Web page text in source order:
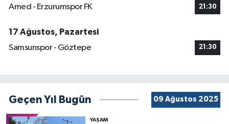
Amed - Erzurumspor FK 21:30
17 Ağustos, Pazartesi
Samsunspor - Göztepe
21:30
Geçen Yıl Bugün 09 Ağustos 2025
YAŞAM